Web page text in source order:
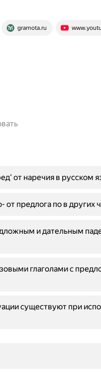
gramota.ru
от наречия в русском
от предлога по в других
и дательным
глаголами с
существуют при